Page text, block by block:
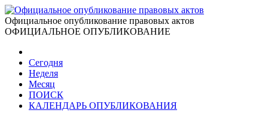
Официальное опубликование правовых актов
ОФИЦИАЛЬНОЕ ОПУБЛИКОВАНИЕ
Сегодня
Неделя
Месяц
ПОИСК
КАЛЕНДАРЬ ОПУБЛИКОВАНИЯ